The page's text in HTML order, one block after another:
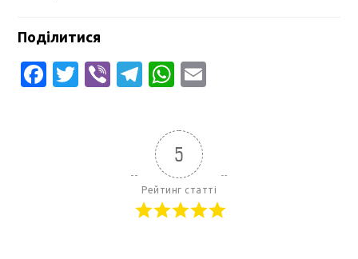
Поділитися
Facebook
Twitter
ViberTelegram
WhatsApp
5
Рейтинг статті